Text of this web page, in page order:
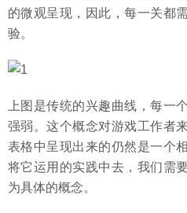
的微观呈现，因此，每一关都
验。
上图是传统的兴趣曲线，每一
强弱。这个概念对游戏工作者
表格中呈现出来的仍然是一个
将它运用的实践中去，我们需
为具体的概念。